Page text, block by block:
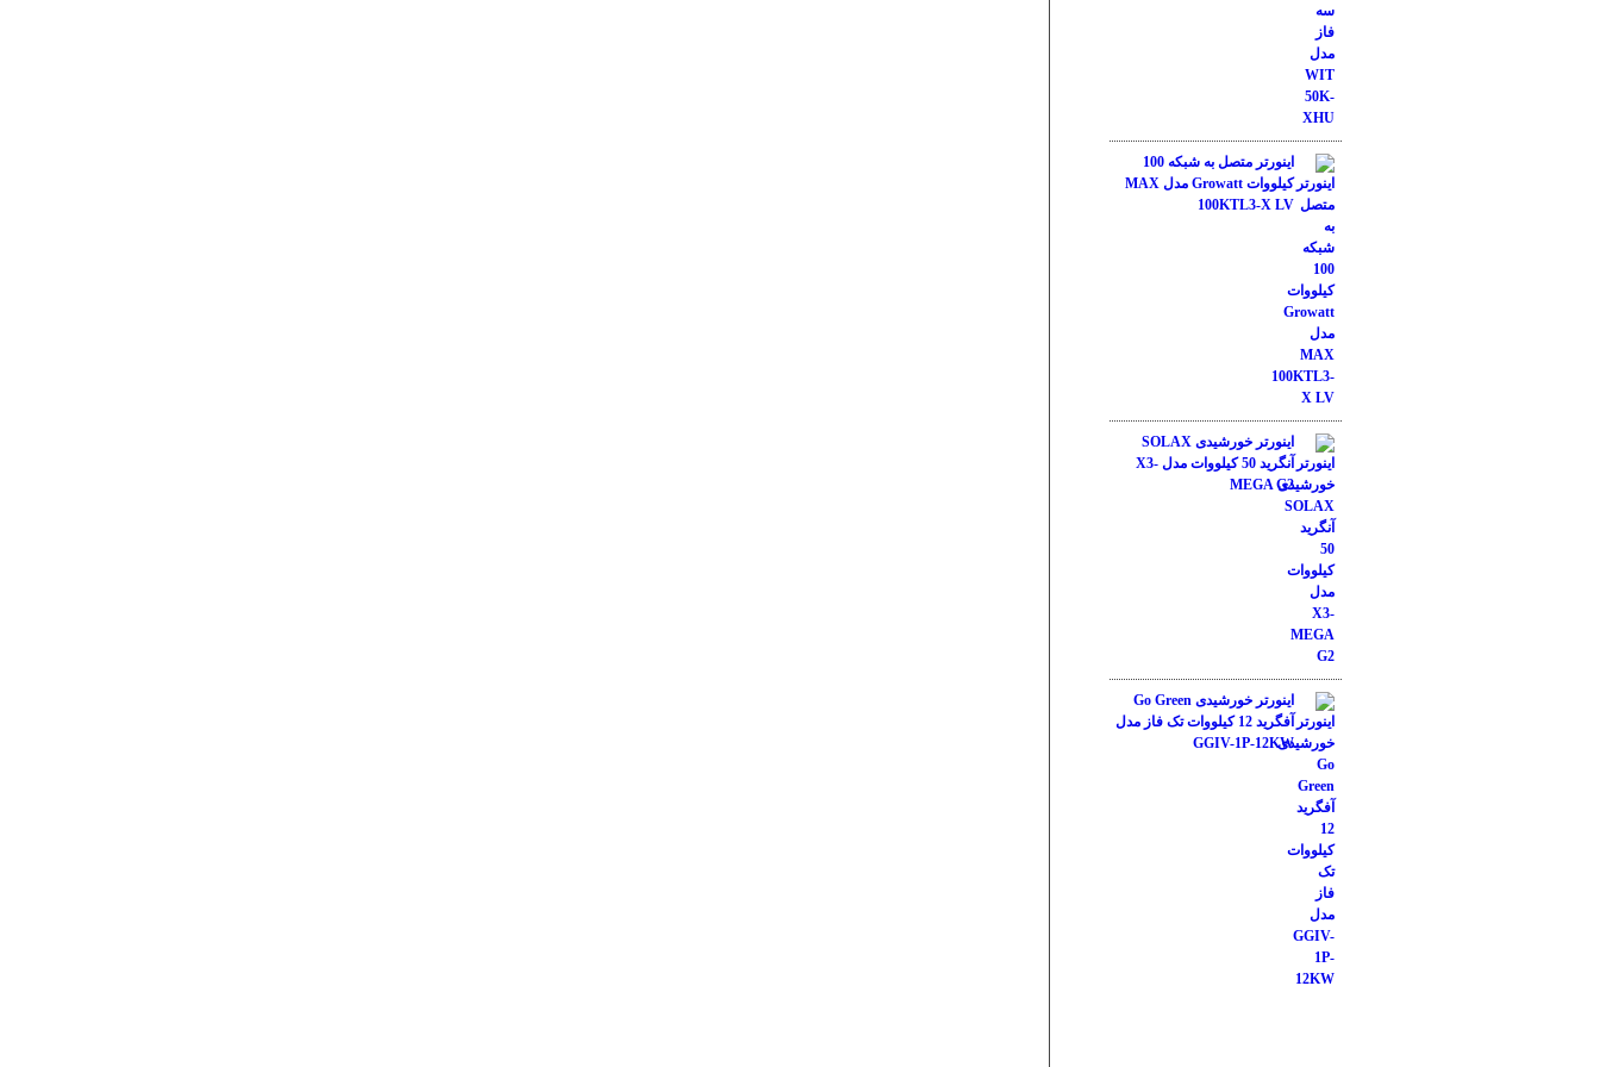
اینورتر متصل به شبکه 100
کیلووات Growatt مدل MAX
100KTL3-X LV
اینورتر خورشیدی SOLAX
آنگرید 50 کیلووات مدل X3-
MEGA G2
اینورتر خورشیدی Go Green
آفگرید 12 کیلووات تک فاز مدل
GGIV-1P-12KW